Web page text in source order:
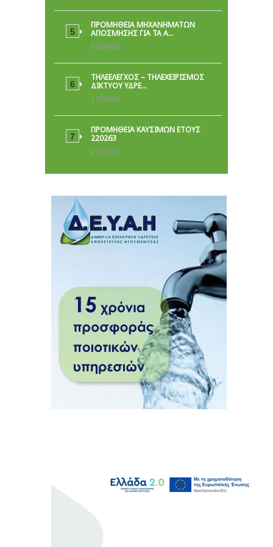
ΠΡΟΜΗΘΕΙΑ ΜΗΧΑΝΗΜΑΤΩΝ
ΑΠΟΣΜΗΣΗΣ ΓΙΑ ΤΑ Α…
04/04/26
ΤΗΛΕΕΛΕΓΧΟΣ – ΤΗΛΕΧΕΙΡΙΣΜΟΣ
ΔΙΚΤΥΟΥ ΥΔΡΕ…
17/03/26
ΠΡΟΜΗΘΕΙΑ ΚΑΥΣΙΜΩΝ ΕΤΟΥΣ
220263
27/02/26